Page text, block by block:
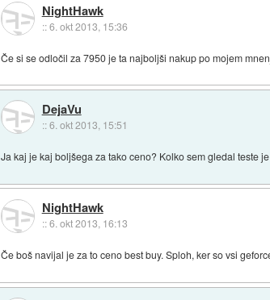
NightHawk
::6. okt 2013, 15:36
Če si se odločil za 7950 je ta najboljši nakup po mojem
DejaVu
::6. okt 2013, 15:51
Ja kaj je kaj boljšega za tako ceno? Kolko sem gledal teste
NightHawk
::6. okt 2013, 16:13
Če boš navijal je za to ceno best buy. Sploh, ker so vsi